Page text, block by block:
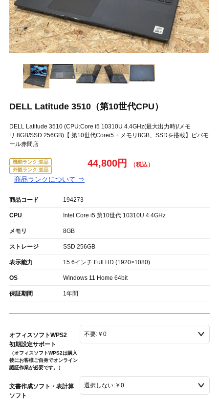
DELL Latitude 3510（第10世代CPU）
DELL Latitude 3510 (CPU:Core i5 10310U 4.4GHz(最大出力時)/メモ
リ:8GB/SSD:256GB)【 第10世代Corei5 + メモリ8GB、SSDを搭載】ビバモ
ール赤間店
機能ランク:並品
外観ランク:並品
商品ランクについて ⇒
44,800円
商品コード 194273
CPU Intel Core i5 第10世代 10310U 4.4GHz
メモリ 8GB
ストレージ SSD 256GB
表示能力 15.6インチ Full HD (1920×1080)
OS Windows 11 Home 64bit
保証期間 1年間
オフィスソフトWPS2
初期設定サポート
（オフィスソフトWPS2は購入
後にお客様ご自身でオンライン
認証作業が必要です。）
文書作成ソフト・表計算
ソフト